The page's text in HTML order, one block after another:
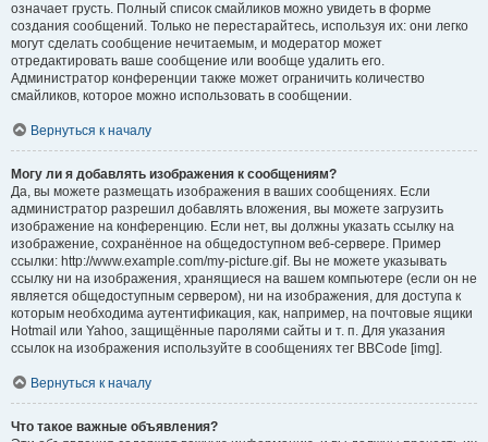
означает грусть. Полный список смайликов можно увидеть в форме
создания сообщений. Только не перестарайтесь, используя их: они легко
могут сделать сообщение нечитаемым, и модератор может
отредактировать ваше сообщение или вообще удалить его.
Администратор конференции также может ограничить количество
смайликов, которое можно использовать в сообщении.
Вернуться к началу
Могу ли я добавлять изображения к сообщениям?
Да, вы можете размещать изображения в ваших сообщениях. Если
администратор разрешил добавлять вложения, вы можете загрузить
изображение на конференцию. Если нет, вы должны указать ссылку на
изображение, сохранённое на общедоступном веб-сервере. Пример
ссылки: http://www.example.com/my-picture.gif. Вы не можете указывать
ссылку ни на изображения, хранящиеся на вашем компьютере (если он не
является общедоступным сервером), ни на изображения, для доступа к
которым необходима аутентификация, как, например, на почтовые ящики
Hotmail или Yahoo, защищённые паролями сайты и т. п. Для указания
ссылок на изображения используйте в сообщениях тег BBCode [img].
Вернуться к началу
Что такое важные объявления?